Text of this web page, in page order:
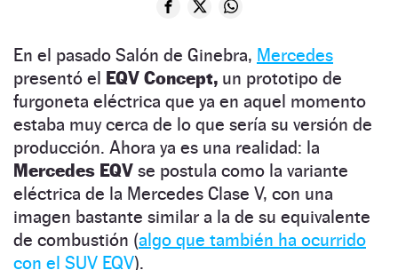
En el pasado Salón de Ginebra, Mercedes
presentó el EQV Concept, un prototipo de
furgoneta eléctrica que ya en aquel momento
estaba muy cerca de lo que sería su versión de
producción. Ahora ya es una realidad: la
Mercedes EQV se postula como la variante
eléctrica de la Mercedes Clase V, con una
imagen bastante similar a la de su equivalente
de combustión (algo que también ha ocurrido
con el SUV EQV).